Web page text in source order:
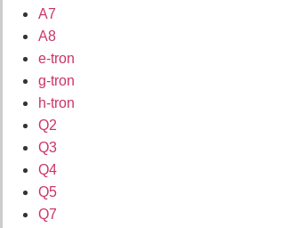
A7
A8
e-tron
g-tron
h-tron
Q2
Q3
Q4
Q5
Q7